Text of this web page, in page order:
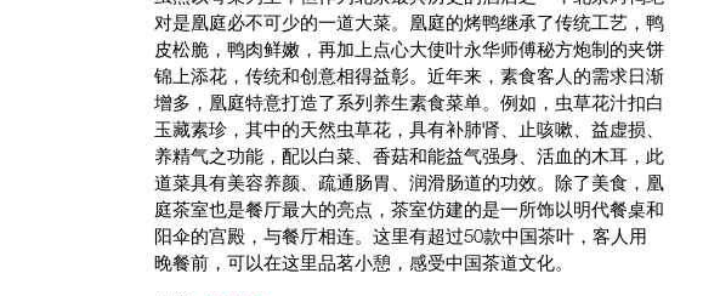
对是凰庭必不可少的一道大菜。凰庭的烤鸭继承了传统工艺，鸭
皮松脆，鸭肉鲜嫩，再加上点心大使叶永华师傅秘方炮制的夹饼
锦上添花，传统和创意相得益彰。近年来，素食客人的需求日渐
增多，凰庭特意打造了系列养生素食菜单。例如，虫草花汁扣白
玉藏素珍，其中的天然虫草花，具有补肺肾、止咳嗽、益虚损、
养精气之功能，配以白菜、香菇和能益气强身、活血的木耳，此
道菜具有美容养颜、疏通肠胃、润滑肠道的功效。除了美食，凰
庭茶室也是餐厅最大的亮点，茶室仿建的是一所饰以明代餐桌和
阳伞的宫殿，与餐厅相连。这里有超过50款中国茶叶，客人用
晚餐前，可以在这里品茗小憩，感受中国茶道文化。